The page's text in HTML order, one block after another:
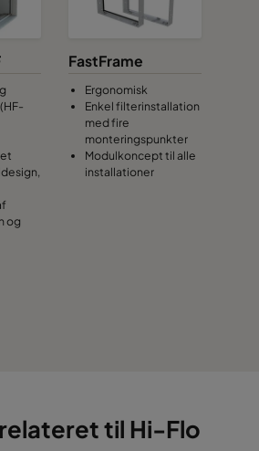
8 ePM1 60%
ePM1 60% F7
10
8 ePM1 60% F7
og
FastFrame
Ergonomisk
Enkel filterinstallation
med fire
monteringspunkter
Modulkoncept til alle
installationer
til Hi-Flo